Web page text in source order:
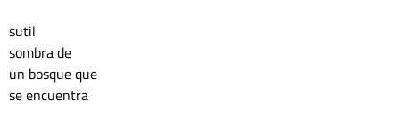
sutil
sombra de
un bosque que
se encuentra